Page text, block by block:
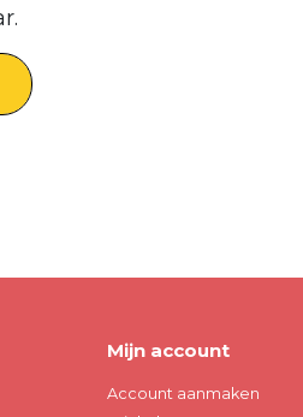
Mijn account
Account aanmaken